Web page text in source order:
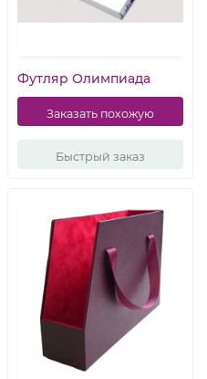
Футляр Олимпиада
Заказать похожую
Быстрый заказ